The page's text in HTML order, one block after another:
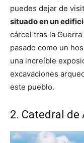
puedes dejar de
situado en un
cárcel tras la
pasado como un
una increíble
excavaciones
este pueblo.
2. Catedral de